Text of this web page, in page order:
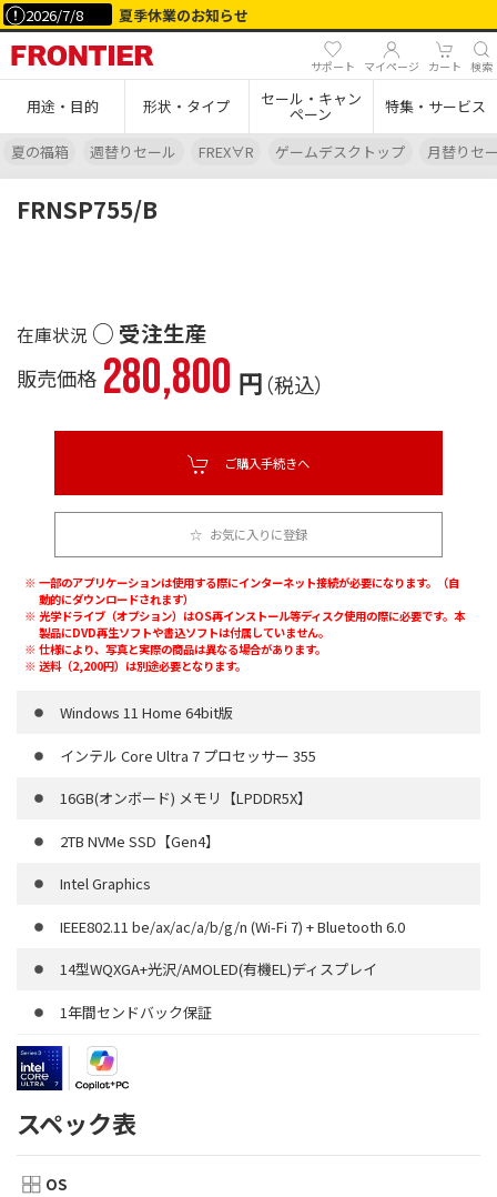
2026/7/8 夏季休業のお知らせ
サポート マイページ カート 検索
用途・目的 形状・タイプ セール・キャン
ペーン 特集・サービス
夏の福箱 週替りセール FREX∀R ゲームデスクトップ 月替りセ
FRNSP755/B
○ 受注生産
販売価格 280,800 円（税込）
ご購入手続きへ
お気に入りに登録
一部のアプリケーションは使用する際にインターネット接続が必要になります。（自
動的にダウンロードされます）
光学ドライブ（オプション）はOS再インストール等ディスク使用の際に必要です。本
製品にDVD再生ソフトや書込ソフトは付属していません。
仕様により、写真と実際の商品は異なる場合があります。
送料（2,200円）は別途必要となります。
Windows 11 Home 64bit版
インテル Core Ultra 7 プロセッサー 355
16GB(オンボード) メモリ【LPDDR5X】
2TB NVMe SSD【Gen4】
Intel Graphics
IEEE802.11 be/ax/ac/a/b/g/n (Wi-Fi 7) + Bluetooth 6.0
14型WQXGA+光沢/AMOLED(有機EL)ディスプレイ
1年間センドバック保証
スペック表
OS